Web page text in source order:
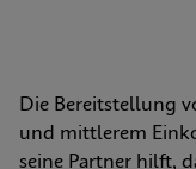
Die Bereitstellung
und mittlerem
seine Partner hilft,